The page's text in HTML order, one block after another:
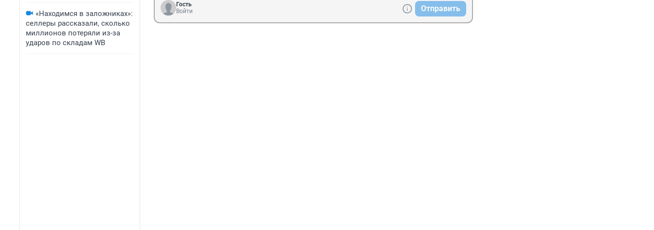
«Находимся в заложниках»:
селлеры рассказали, сколько
миллионов потеряли из-за
ударов по складам WB
Гость
Войти
Отправить